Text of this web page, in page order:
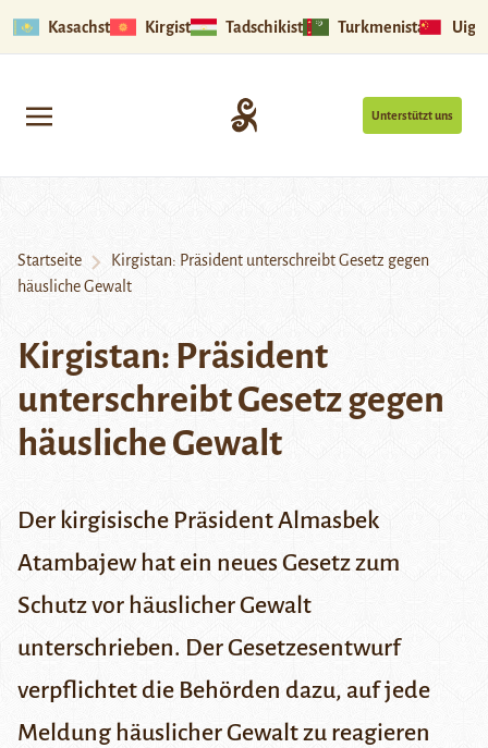
Kasachstan Kirgistan Tadschikistan Turkmenistan
Unterstützt uns
Startseite
Kirgistan: Präsident unterschreibt Gesetz gegen
häusliche Gewalt
Kirgistan: Präsident
unterschreibt Gesetz gegen
häusliche Gewalt
Der kirgisische Präsident Almasbek
Atambajew hat ein neues Gesetz zum
Schutz vor häuslicher Gewalt
unterschrieben. Der Gesetzesentwurf
verpflichtet die Behörden dazu, auf jede
Meldung häuslicher Gewalt zu reagieren